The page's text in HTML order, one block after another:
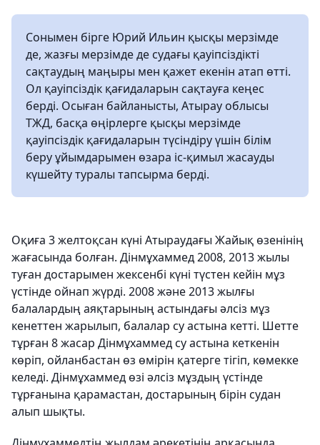
Сонымен бірге Юрий Ильин қысқы мерзімде
де, жазғы мерзімде де судағы қауіпсіздікті
сақтаудың маңыpы мен қажет екенін атап өтті.
Ол қауіпсіздік қағидаларын сақтауға кеңес
берді. Осыған байланысты, Атырау облысы
ТЖД, басқа өңірлерге қысқы мерзімде
қауіпсіздік қағидаларын түсіндіру үшін білім
беру ұйымдарымен өзара іс-қимыл жасауды
күшейту туралы тапсырма берді.
Оқиға 3 желтоқсан күні Атыраудағы Жайық өзенінің
жағасында болған. Дінмұхаммед 2008, 2013 жылы
туған достарымен жексенбі күні түстен кейін мұз
үстінде ойнап жүрді. 2008 және 2013 жылғы
балалардың аяқтарының астындағы әлсіз мұз
кенеттен жарылып, балалар су астына кетті. Шетте
тұрған 8 жасар Дінмұхаммед су астына кеткенін
көріп, ойланбастан өз өмірін қатерге тігіп, көмекке
келеді. Дінмұхаммед өзі әлсіз мұздың үстінде
тұрғанына қарамастан, достарының бірін судан
алып шықты.